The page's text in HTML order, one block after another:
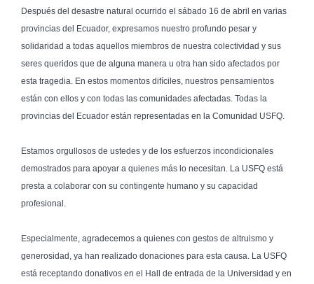
Después del desastre natural ocurrido el sábado 16 de abril en varias
provincias del Ecuador, expresamos nuestro profundo pesar y
solidaridad a todas aquellos miembros de nuestra colectividad y sus
seres queridos que de alguna manera u otra han sido afectados por
esta tragedia. En estos momentos difíciles, nuestros pensamientos
están con ellos y con todas las comunidades afectadas. Todas la
provincias del Ecuador están representadas en la Comunidad USFQ.
Estamos orgullosos de ustedes y de los esfuerzos incondicionales
demostrados para apoyar a quienes más lo necesitan. La USFQ está
presta a colaborar con su contingente humano y su capacidad
profesional.
Especialmente, agradecemos a quienes con gestos de altruismo y
generosidad, ya han realizado donaciones para esta causa. La USFQ
está receptando donativos en el Hall de entrada de la Universidad y en